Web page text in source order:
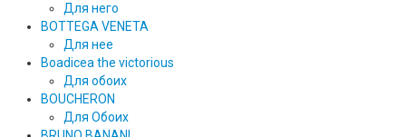
Для него
BOTTEGA VENETA
Для нее
Boadicea the victorious
Для обоих
BOUCHERON
Для Обоих